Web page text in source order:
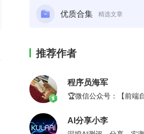
优质合集 精选文章
推荐作者
程序员海军
🏆微信公众号：【前端
AI分享小李